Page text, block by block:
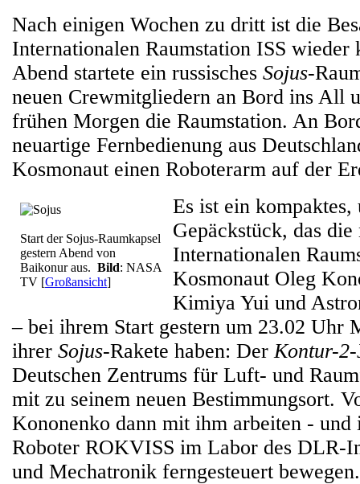
Nach einigen Wochen zu dritt ist die
Internationalen Raumstation ISS wieder
Abend startete ein russisches Sojus-
neuen Crewmitgliedern an Bord ins All
frühen Morgen die Raumstation. An
neuartige Fernbedienung aus
Kosmonaut einen Roboterarm auf der
Start der Sojus-Raumkapsel
gestern Abend von
Baikonur aus. Bild: NASA
TV [Großansicht]
Es ist ein kompaktes,
Gepäckstück, das
Internationalen
Kosmonaut Oleg
Kimiya Yui und
– bei ihrem Start gestern um 23.02 Uhr
ihrer Sojus-Rakete haben: DerKontur-2
Deutschen Zentrums für Luft- und
mit zu seinem neuen Bestimmungsort.
Kononenko dann mit ihm arbeiten - und
Roboter ROKVISS im Labor des DLR-
und Mechatronik ferngesteuert bewegen.